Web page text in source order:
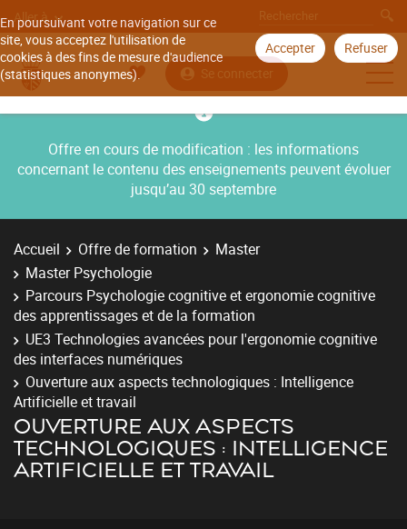
En poursuivant votre navigation sur ce
site, vous acceptez l'utilisation de
cookies à des fins de mesure d'audience
(statistiques anonymes).
Accepter Refuser
Aller à
Se connecter
Offre en cours de modification : les informations
concernant le contenu des enseignements peuvent évoluer
jusqu’au 30 septembre
Accueil Offre de formation
Master
Master Psychologie
Parcours Psychologie cognitive et ergonomie cognitive
des apprentissages et de la formation
UE3 Technologies avancées pour l'ergonomie cognitive
des interfaces numériques
Ouverture aux aspects technologiques : Intelligence
Artificielle et travail
OUVERTURE AUX ASPECTS
TECHNOLOGIQUES : INTELLIGENCE
ARTIFICIELLE ET TRAVAIL